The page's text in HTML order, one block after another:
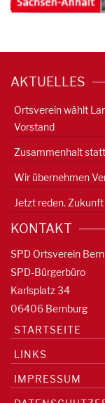
AKTUELLES
Ortsverein wählt
Vorstand
Zusammenhalt
Wir übernehmen
Jetzt reden.
KONTAKT
SPD Ortsverein
SPD-Bürgerbüro
Karlsplatz 34
06406 Bernburg
STARTSEITE
LINKS
IMPRESSUM